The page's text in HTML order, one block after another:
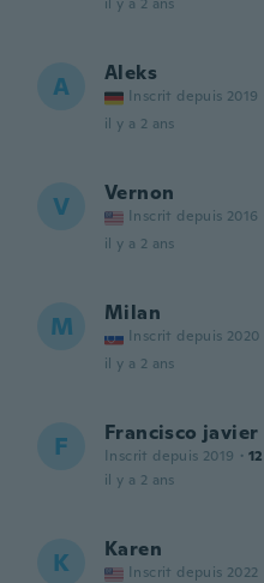
A Aleks
Inscrit depuis 2019
il y a 2 ans
V Vernon
Inscrit depuis 2016
il y a 2 ans
M Milan
Inscrit depuis 2020
il y a 2 ans
F Francisco javier
Inscrit depuis 2019 · 12
il y a 2 ans
K Karen
Inscrit depuis 2022